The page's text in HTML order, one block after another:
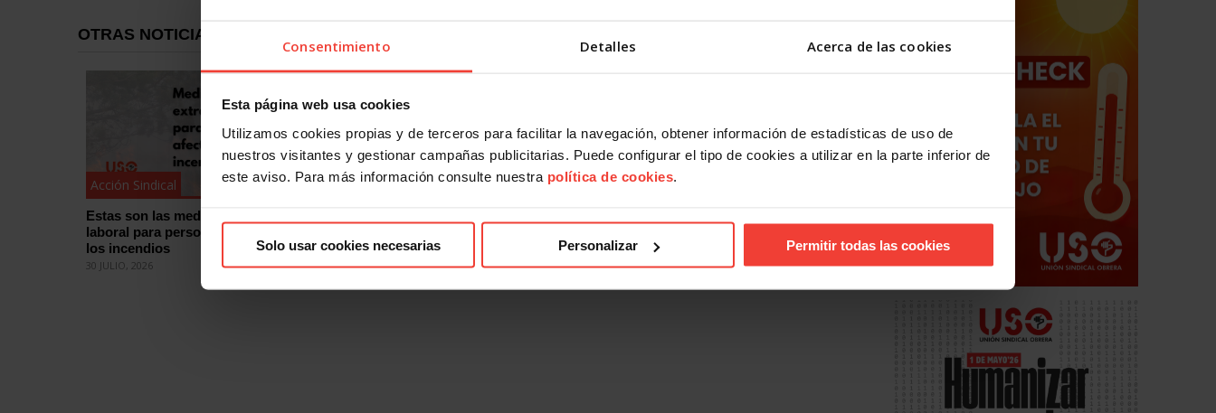
Consentimiento Detalles Acerca de las cookies
Esta página web usa cookies
Utilizamos cookies propias y de terceros para facilitar la navegación, obtener información de estadísticas de uso de
nuestros visitantes y gestionar campañas publicitarias. Puede configurar el tipo de cookies a utilizar en la parte inferior de
este aviso. Para más información consulte nuestra política de cookies.
Solo usar cookies necesarias Personalizar Permitir todas las cookies
OTRAS NOTICIAS
Acción Sindical
Estas son las medidas de protección
laboral para personas afectadas por
los incendios
30 JULIO, 2026
Acción Sindical
cómo
29 JULIO, 2026
Acción Sindical
27 JULIO, 2026